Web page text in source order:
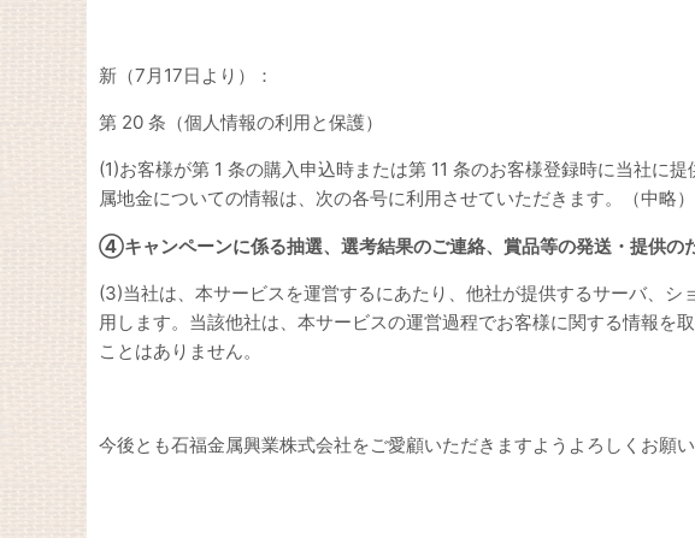
新（7月17日より）：
第 20 条（個人情報の利用と保護）
(1)お客様が第 1 条の購入申込時または第 11 条のお客様登録時に当社に
属地金についての情報は、次の各号に利用させていただきます。（中略）
④キャンペーンに係る抽選、選考結果のご連絡、賞品等の発送・提供の
(3)当社は、本サービスを運営するにあたり、他社が提供するサーバ、シ
用します。当該他社は、本サービスの運営過程でお客様に関する情報
ことはありません。
今後とも石福金属興業株式会社をご愛顧いただきますようよろしくお願い